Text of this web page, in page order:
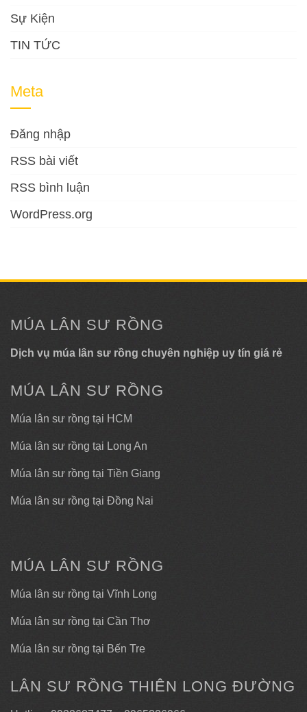
Sự Kiện
TIN TỨC
Meta
Đăng nhập
RSS bài viết
RSS bình luận
WordPress.org
MÚA LÂN SƯ RỒNG
Dịch vụ múa lân sư rồng chuyên nghiệp uy tín giá rẻ
MÚA LÂN SƯ RỒNG
Múa lân sư rồng tại HCM
Múa lân sư rồng tại Long An
Múa lân sư rồng tại Tiền Giang
Múa lân sư rồng tại Đồng Nai
MÚA LÂN SƯ RỒNG
Múa lân sư rồng tại Vĩnh Long
Múa lân sư rồng tại Cần Thơ
Múa lân sư rồng tại Bến Tre
LÂN SƯ RỒNG THIÊN LONG ĐƯỜNG